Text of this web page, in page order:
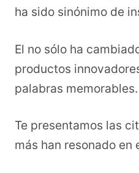
ha sido sinónimo de
El no sólo ha
productos
palabras memorables.
Te presentamos las
más han resonado